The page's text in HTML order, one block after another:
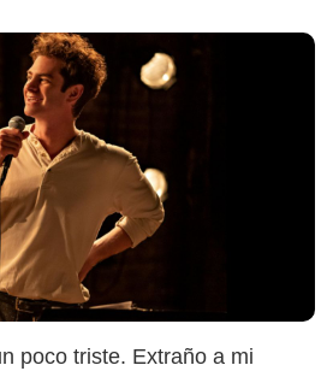
poco triste. Extraño a mi